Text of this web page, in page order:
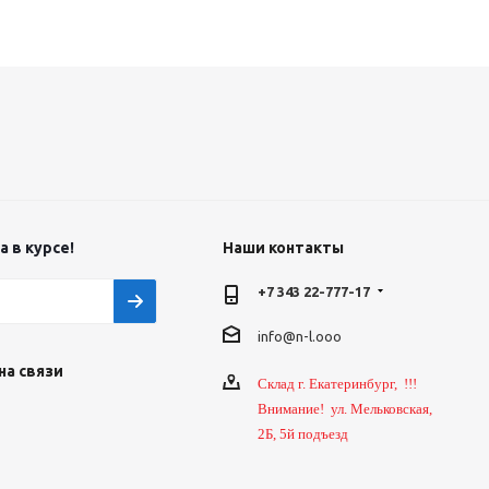
в курсе!
связи
Наши контакты
+7 343 22-777-17
info@n-l.ooo
Склад г. Екатеринбург, !!!
Внимание! ул. Мельковская,
2Б, 5й подъезд